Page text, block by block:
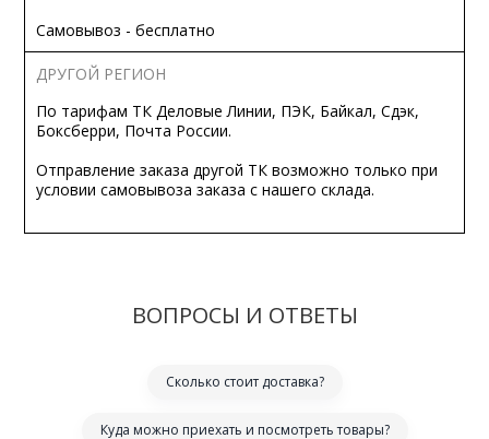
Самовывоз - бесплатно
ДРУГОЙ РЕГИОН
По тарифам ТК Деловые Линии, ПЭК, Байкал, Сдэк,
Боксберри, Почта России.
Отправление заказа другой ТК возможно только при
условии самовывоза заказа с нашего склада.
ВОПРОСЫ И ОТВЕТЫ
Сколько стоит доставка?
Куда можно приехать и посмотреть товары?